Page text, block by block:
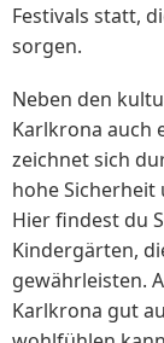
Festivals statt,
sorgen.
Neben den
Karlkrona auch
zeichnet sich
hohe Sicherheit
Hier findest du
Kindergärten,
gewährleisten.
Karlkrona gut